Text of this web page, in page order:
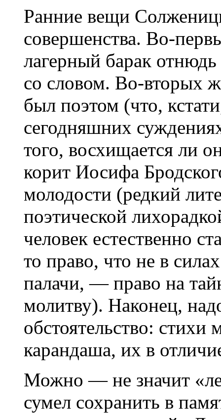
Ранние вещи
совершенства. Во-
лагерный барак
со словом. Во-вторых
был поэтом (что,
сегодняшних
того, восхищается ли
корит Иосифа
молодости (редкий
поэтической
человек естественно
то право, что не в
палачи, — право на
молитву). Наконец,
обстоятельство:
карандаша, их в
Можно — не значит
сумел сохранить в